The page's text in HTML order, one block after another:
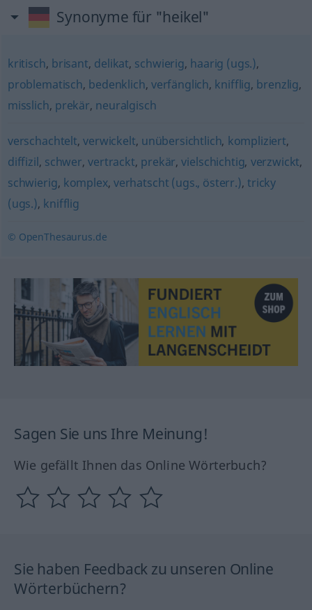
Synonyme für "heikel"
kritisch, brisant, delikat, schwierig, haarig (ugs.),
problematisch, bedenklich, verfänglich, knifflig, brenzlig,
misslich, prekär, neuralgisch
verschachtelt,verwickelt, unübersichtlich, kompliziert,
diffizil, schwer,vertrackt, prekär,vielschichtig, verzwickt,
schwierig, komplex, verhatscht (ugs., österr.),tricky
(ugs.), knifflig
© OpenThesaurus.de
Sagen Sie uns Ihre Meinung!
Wie gefällt Ihnen das Online Wörterbuch?
Sie haben Feedback zu unseren Online
Wörterbüchern?